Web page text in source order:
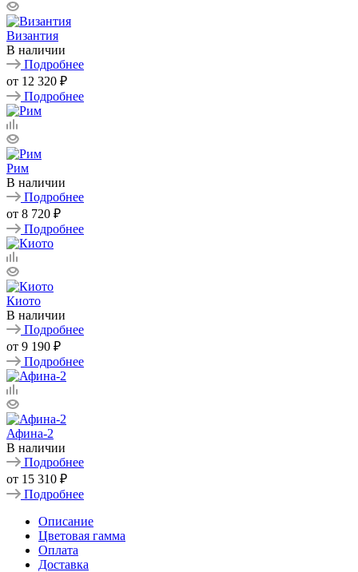
Византия
В наличии
Подробнее
от 12 320 ₽
Подробнее
Рим
В наличии
Подробнее
от 8 720 ₽
Подробнее
Киото
В наличии
Подробнее
от 9 190 ₽
Подробнее
Афина-2
В наличии
Подробнее
от 15 310 ₽
Подробнее
Описание
Цветовая гамма
Оплата
Доставка